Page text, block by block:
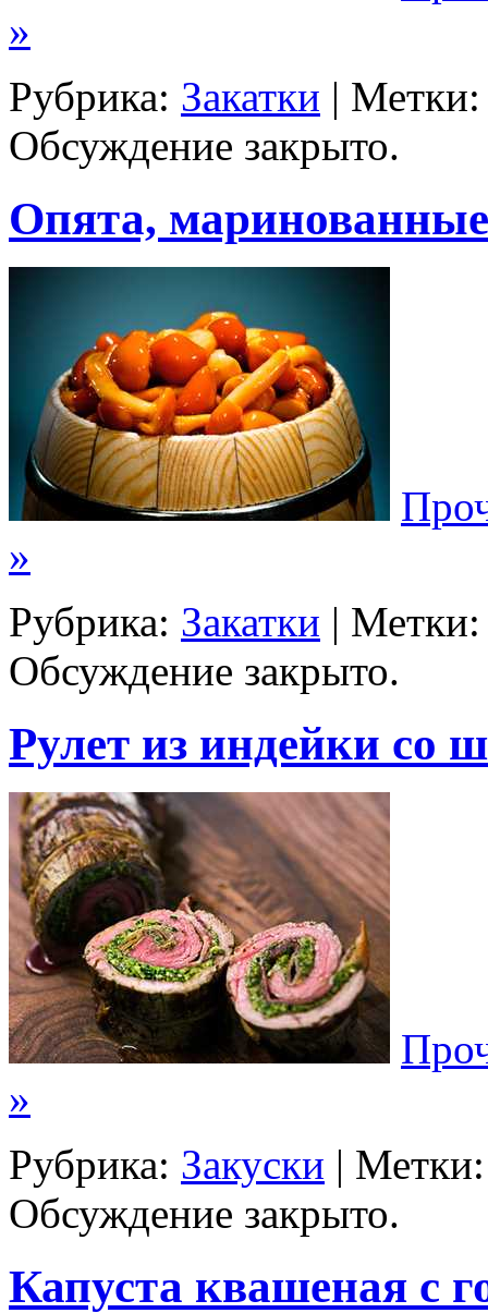
»
Рубрика: Закатки |
Обсуждение закрыто.
Опята, маринованные
»
Рубрика: Закатки |
Обсуждение закрыто.
Рулет из индейки со
»
Рубрика: Закуски |
Обсуждение закрыто.
Капуста квашеная с